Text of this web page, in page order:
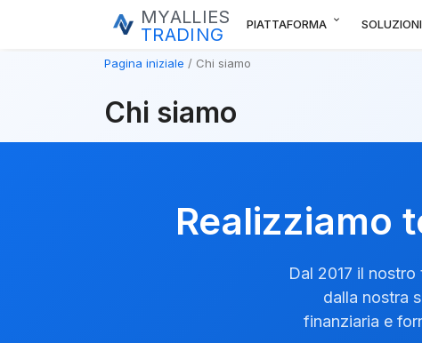
MYALLIES
TRADING
PIATTAFORMA expand_more SOLUZIONI
Pagina iniziale Chi siamo
Chi siamo
Realizziamo
Dal 2017 il
dalla nostra
finanziaria e